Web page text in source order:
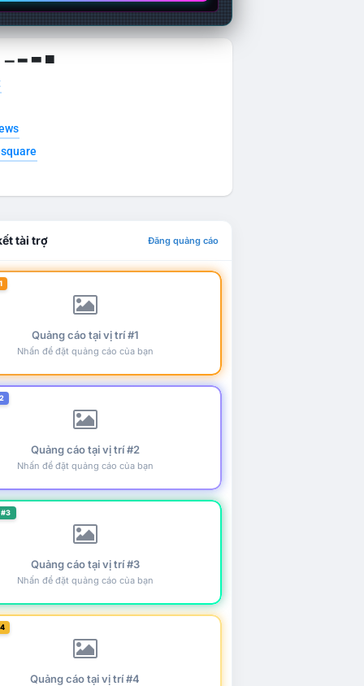
▁ ▂ ▃ ▄
tài trợ Đăng quảng cáo
Quảng cáo tại vị trí #1
Nhấn để đặt quảng cáo của bạn
Quảng cáo tại vị trí #2
Nhấn để đặt quảng cáo của bạn
Quảng cáo tại vị trí #3
Nhấn để đặt quảng cáo của bạn
Quảng cáo tại vị trí #4